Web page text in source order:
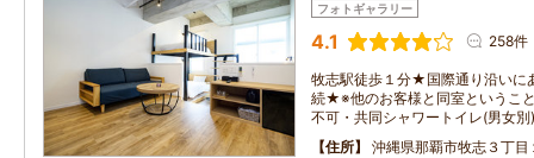
フォトギャラリー
4.1 258件
牧志駅徒歩１分★国際通り沿いに
続★※他のお客様と同室というこ
不可・共同シャワートイレ(男女別)
住所
沖縄県那覇市牧志３丁目